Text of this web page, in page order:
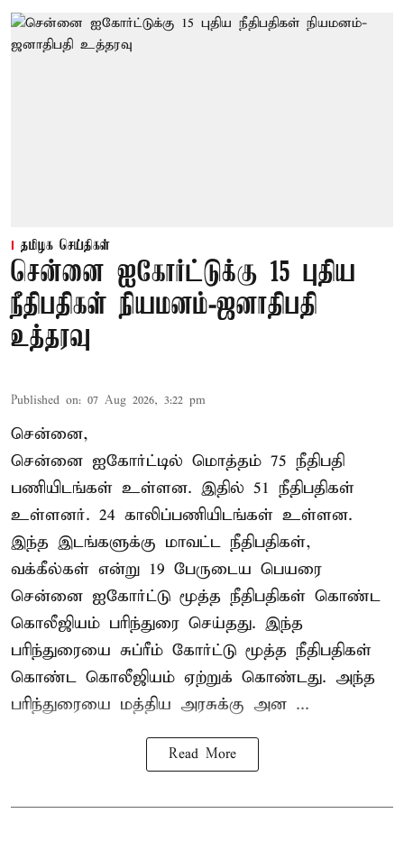
தமிழக செய்திகள்
சென்னை ஐகோர்ட்டுக்கு 15 புதிய
நீதிபதிகள் நியமனம்-ஜனாதிபதி
உத்தரவு
Published on: 07 Aug 2026, 3:22 pm
சென்னை,
சென்னை ஐகோர்ட்டில் மொத்தம் 75 நீதிபதி
பணியிடங்கள் உள்ளன. இதில் 51 நீதிபதிகள்
உள்ளனர். 24 காலிப்பணியிடங்கள் உள்ளன.
இந்த இடங்களுக்கு மாவட்ட நீதிபதிகள்,
வக்கீல்கள் என்று 19 பேருடைய பெயரை
சென்னை ஐகோர்ட்டு மூத்த நீதிபதிகள் கொண்ட
கொலீஜியம் பரிந்துரை செய்தது. இந்த
பரிந்துரையை சுப்ரீம் கோர்ட்டு மூத்த நீதிபதிகள்
கொண்ட கொலீஜியம் ஏற்றுக் கொண்டது. அந்த
பரிந்துரையை மத்திய அரசுக்கு அன ...
Read More